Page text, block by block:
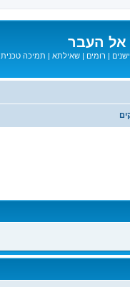
העבר
| רומים | שאילתא | תמיכה טכנית